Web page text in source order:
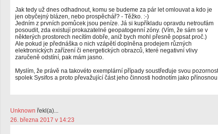
Jak tedy už dnes odhadnout, komu se budeme za pár let omlouvat a kdo je
jen obyčejný blázen, nebo prospěchář? - Těžko. :-)
Jedním z prvních pomůcek jsou peníze. Já si kupříkladu opravdu netroufám
posoudit, zda existují prokazatelné geopatogenní zóny. (Vím, že sám se v
některých prostorech necítím dobře, aniž bych mohl přesně popsat proč.)
Ale pokud je přednáška o nich vzápětí doplněna prodejem různých
elektronických zařízení či energetických obrazců, které negativní vlivy
zaručeně odstíní, pak mám jasno.
Myslím, že právě na takovéto exemplární případy soustřeďuje svou pozornost
spolek Sysifos a proto převažující část jeho činnosti hodnotím jako
Unknown řekl(a)...
26. března 2017 v 14:23